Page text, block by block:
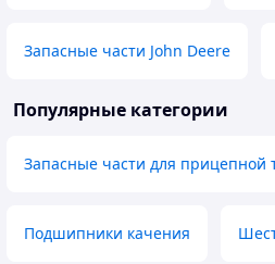
Запасные части John Deere
Популярные категории
Запасные части для прицепной
Подшипники качения